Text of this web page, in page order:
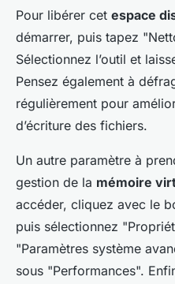
Pour libérer cet espace
démarrer, puis tapez
Sélectionnez l’outil et
Pensez également à
régulièrement pour
d’écriture des fichiers.
Un autre paramètre à
gestion de la mémoire
accéder, cliquez avec le
puis sélectionnez
"Paramètres système
sous "Performances".